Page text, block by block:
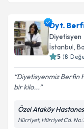
Dyt.
Diyetisyen
İstanbul,
5 (8
Diyetisyenmiz Berfin
bir kilo...
Özel Ataköy
Hürriyet, Hürriyet Cd. No:1